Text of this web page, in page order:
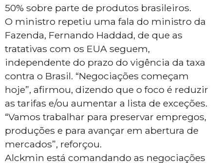
50% sobre parte de produtos brasileiros.
O ministro repetiu uma fala do ministro da
Fazenda, Fernando Haddad, de que as
tratativas com os EUA seguem,
independente do prazo do vigência da taxa
contra o Brasil. “Negociações começam
hoje”, afirmou, dizendo que o foco é reduzir
as tarifas e/ou aumentar a lista de exceções.
“Vamos trabalhar para preservar empregos,
produções e para avançar em abertura de
mercados”, reforçou.
Alckmin está comandando as negociações